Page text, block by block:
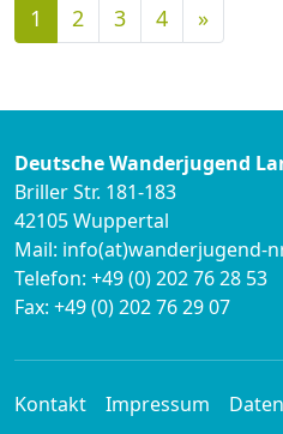
1 2 3 4 »Nächste
Deutsche Wanderjugend
Briller Str. 181-183
42105 Wuppertal
Mail: info(at)wanderjugend-
Telefon: +49 (0) 202 76 28 53
Fax: +49 (0) 202 76 29 07
Kontakt Impressum